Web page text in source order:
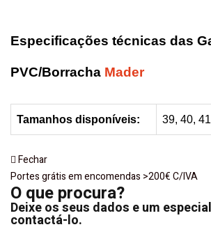
Especificações técnicas das
PVC/Borracha Mader
Tamanhos disponíveis: 39, 40,
Fechar
Portes grátis em encomendas >200€ C/IVA
O que procura?
Deixe os seus dados e um
contactá-lo.